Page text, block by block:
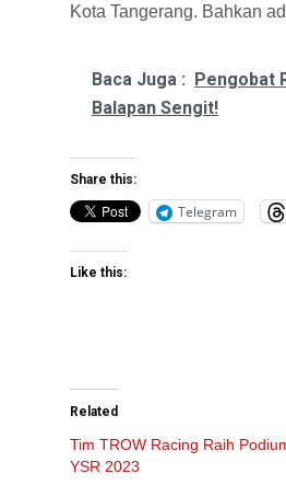
Kota Tangerang. Bahkan
Baca Juga :
Pengobat
Balapan Sengit!
Share this:
Telegram
Like this:
Related
Tim TROW Racing Raih
YSR 2023